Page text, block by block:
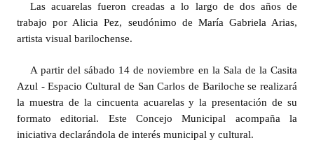
Resoluciones de Presidencia
INSTITUCIONAL
Antiguos Pobladores
Noticias Destacadas
Registros y Distinciones
Las acuarelas fueron creadas a lo largo de dos años de
trabajo por Alicia Pez, seudónimo de María Gabriela Arias,
artista visual barilochense.
A partir del sábado 14 de noviembre en la Sala de la Casita
Azul - Espacio Cultural de San Carlos de Bariloche se realizará
la muestra de la cincuenta acuarelas y la presentación de su
formato editorial. Este Concejo Municipal acompaña la
iniciativa declarándola de interés municipal y cultural.